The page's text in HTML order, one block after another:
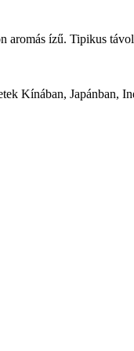
aromás ízű. Tipikus
Kínában, Japánban,